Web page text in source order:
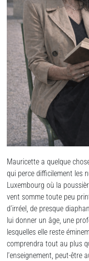
Mauricette a quelque
qui perce difficilement les
Luxembourg où la
vent somme toute peu
d’irréel, de presque
lui donner un âge, une
lesquelles elle reste
comprendra tout au plus
l’enseignement, peut-être